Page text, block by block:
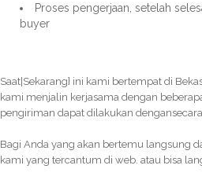
Proses pengerjaan, setelah
buyer
Saat|Sekarang} ini kami bertempat di
kami menjalin kerjasama dengan
pengiriman dapat dilakukan
Bagi Anda yang akan bertemu langsung
kami yang tercantum di web. atau bisa